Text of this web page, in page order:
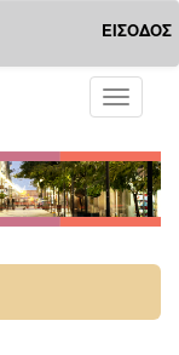
ΕΙΣΟΔΟΣ
Toggle